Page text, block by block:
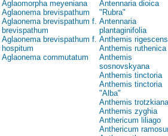
Aglaomorpha meyeniana
Aglaonema brevispathum
Aglaonema brevispathum f.
brevispathum
Aglaonema brevispathum f.
hospitum
Aglaonema commutatum
Antennaria dioica
"Rubra"
Antennaria
plantaginifolia
Anthemis rigescens
Anthemis ruthenica
Anthemis
sosnovskyana
Anthemis tinctoria
Anthemis tinctoria
"Alba"
Anthemis
Anthemis zyghia
Anthericum liliago
Anthericum